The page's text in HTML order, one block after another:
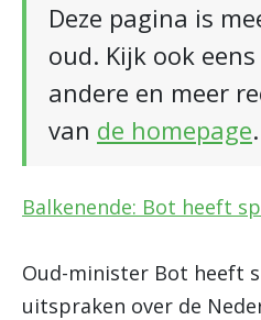
Deze pagina is
oud. Kijk ook
andere en meer
van de homepage.
Balkenende: Bot heeft
Oud-minister Bot heeft
uitspraken over de